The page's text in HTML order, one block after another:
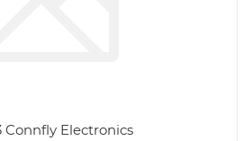
Connfly Electronics